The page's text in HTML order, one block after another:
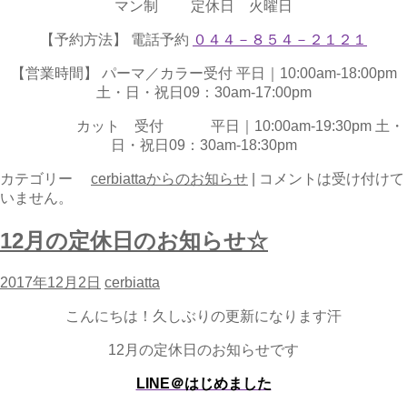
マン制 定休日 火曜日
【予約方法】 電話予約 ０４４－８５４－２１２１
【営業時間】 パーマ／カラー受付 平日｜10:00am-18:00pm
土・日・祝日09：30am-17:00pm
カット 受付 平日｜10:00am-19:30pm 土・
日・祝日09：30am-18:30pm
カテゴリー cerbiattaからのお知らせ
コメントは受け付けて
いません。
12月の定休日のお知らせ☆
2017年12月2日 cerbiatta
こんにちは！久しぶりの更新になります汗
12月の定休日のお知らせです
LINE＠はじめました